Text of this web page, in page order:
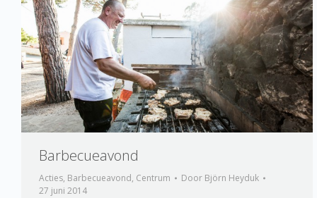
Barbecueavond
Acties, Barbecueavond, Centrum Door Björn Heyduk
27 juni 2014